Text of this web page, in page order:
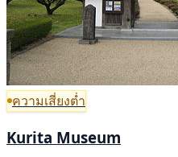
ความเสี่ยงต่ำ
Kurita Museum